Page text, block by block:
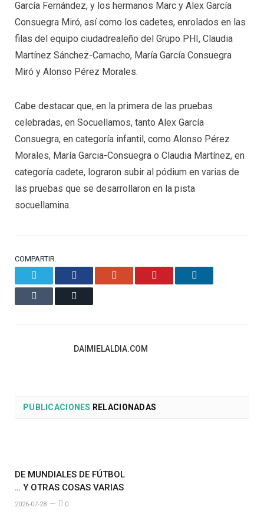
García Fernández, y los hermanos Marc y Alex García
Consuegra Miró, así como los cadetes, enrolados en las
filas del equipo ciudadrealeño del Grupo PHI, Claudia
Martínez Sánchez-Camacho, María García Consuegra
Miró y Alonso Pérez Morales.
Cabe destacar que, en la primera de las pruebas
celebradas, en Socuellamos, tanto Alex García
Consuegra, en categoría infantil, como Alonso Pérez
Morales, María Garcia-Consuegra o Claudia Martínez, en
categoría cadete, lograron subir al pódium en varias de
las pruebas que se desarrollaron en la pista
socuellamina.
COMPARTIR.
Facebook
DAIMIELALDIA.COM
PUBLICACIONES RELACIONADAS
DE MUNDIALES DE FÚTBOL
… Y OTRAS COSAS VARIAS
2026-07-28 0